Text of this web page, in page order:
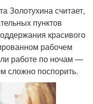
Золотухина считает,
пунктов
красивого
рабочем
работе по ночам —
сложно поспорить.